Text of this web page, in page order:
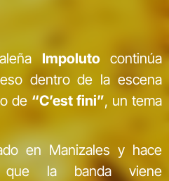
Impolutocontinúa
dentro de la escena
de “C’est fini”, un tema
en Manizales y hace
la banda viene